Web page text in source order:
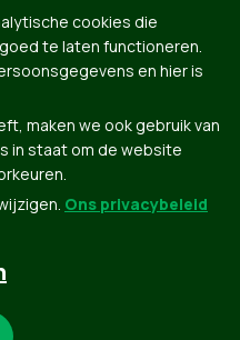
cookies die
te laten functioneren.
en hier is
maken we ook gebruik van
in staat om de website
Ons privacybeleid